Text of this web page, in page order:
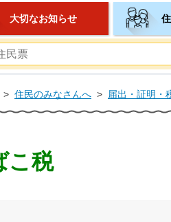
い市公式ホームページ
大切なお知らせ
> 住民のみなさんへ > 届出・証明・
こ税